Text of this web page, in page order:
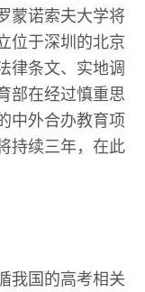
蒙诺索夫大学将
位于深圳的北京
律条文、实地调
部在经过慎重思
中外合办教育项
持续三年，在此
我国的高考相关